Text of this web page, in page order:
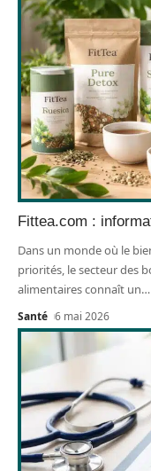
Fittea.com :
Dans un monde où le
priorités, le secteur des
alimentaires connaît un…
Santé 6 mai 2026